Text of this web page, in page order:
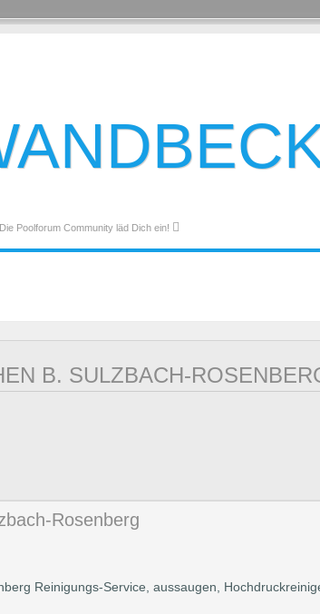
Die Poolforum Community läd Dich ein!
B. SULZBACH-
Rosenberg
Reinigungs-Service, aussaugen,